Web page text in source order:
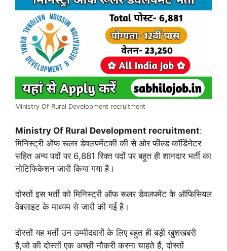
Ministry Of Rural Development recruitment
Ministry Of Rural Development recruitment:
मिनिस्ट्री ऑफ रूलर डेवलपमेंटकी की से ओर फील्ड कॉर्डिनेटर
सहित अन्य पदों पर 6,881 रिक्त पदों पर बहुत ही शानदार भर्ती का
नोटिफिकेशन जारी किया गया है।
दोस्तों इस भर्ती को मिनिस्ट्री ऑफ रूलर डेवलपमेंट के ऑफिसियल
वेबसाइट के माध्यम से जारी की गई है।
दोस्तों यह भर्ती उन उम्मीदवारों के लिए बहुत ही बड़ी खुशखबरी
है,जो की दोस्तों एक अच्छी नौकरी करना चाहते हैं, दोस्तों